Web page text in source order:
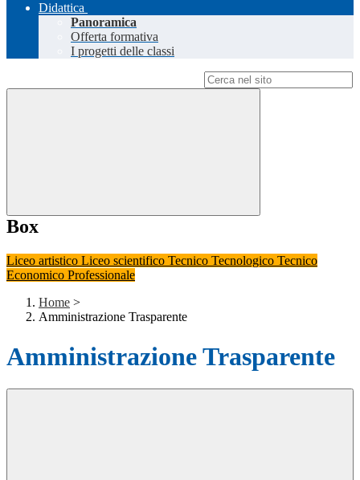
Didattica
Panoramica
Offerta formativa
I progetti delle classi
Box
Liceo artistico Liceo scientifico Tecnico Tecnologico Tecnico
Economico Professionale
Home >
Amministrazione Trasparente
Amministrazione Trasparente